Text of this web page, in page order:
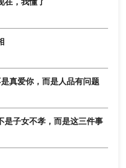
真爱你，而是人品有问题
是子女不孝，而是这三件事